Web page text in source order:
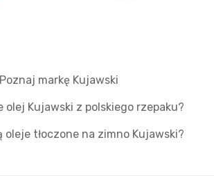
Poznaj markę Kujawski
olej Kujawski z polskiego rzepaku?
tłoczone na zimno Kujawski?